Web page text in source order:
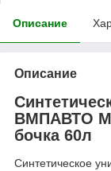
Описание
Описание
ВМПАВТО
бочка 60л
Синтетическое